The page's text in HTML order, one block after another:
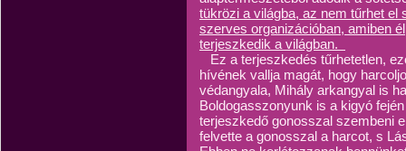
tükrözi a világba, az nem tűrhet el
szerves organizációban, amiben
terjeszkedik a világban.
Ez a terjeszkedés tűrhetetlen,
hívének vallja magát, hogy
védangyala, Mihály arkangyal is
Boldogasszonyunk is a kigyó
terjeszkedő gonosszal szembeni
felvette a gonosszal a harcot, s